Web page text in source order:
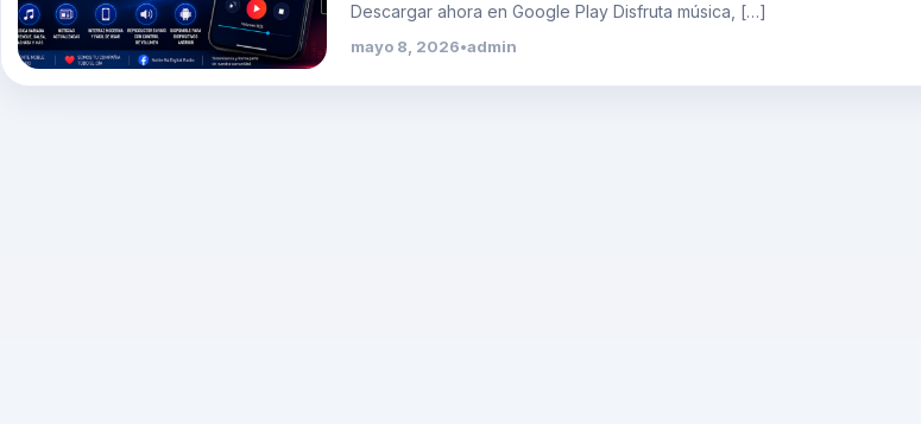
Descargar ahora en Google Play Disfruta música, […]
mayo 8, 2026•admin